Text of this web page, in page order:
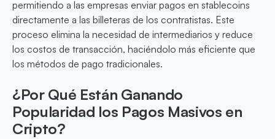
permitiendo a las empresas enviar pagos en stablecoins
directamente a las billeteras de los contratistas. Este
proceso elimina la necesidad de intermediarios y reduce
los costos de transacción, haciéndolo más eficiente que
los métodos de pago tradicionales.
¿Por Qué Están Ganando
Popularidad los Pagos Masivos en
Cripto?